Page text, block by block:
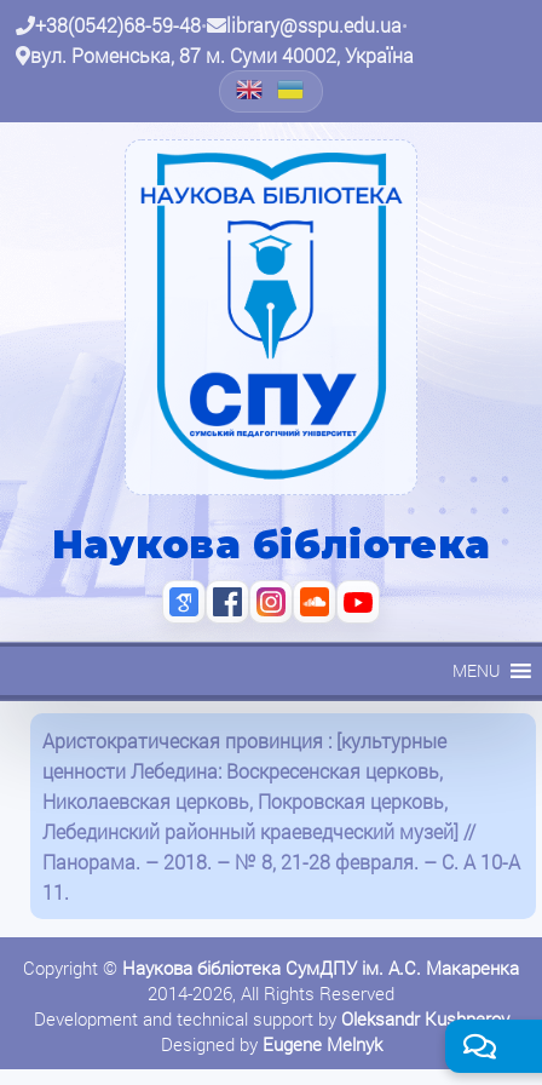
+38(0542)68-59-48• library@sspu.edu.ua•
вул. Роменська, 87 м. Суми 40002, Україна
Наукова бібліотека
MENU
Аристократическая провинция : [культурные
ценности Лебедина: Воскресенская церковь,
Николаевская церковь, Покровская церковь,
Лебединский районный краеведческий музей] //
Панорама. – 2018. – № 8, 21-28 февраля. – С. А 10-А
11.
Copyright © Наукова бібліотека СумДПУ ім. А.С. Макаренка
2014-2026, All Rights Reserved
Development and technical support by Oleksandr Kushnerov
Designed by Eugene Melnyk